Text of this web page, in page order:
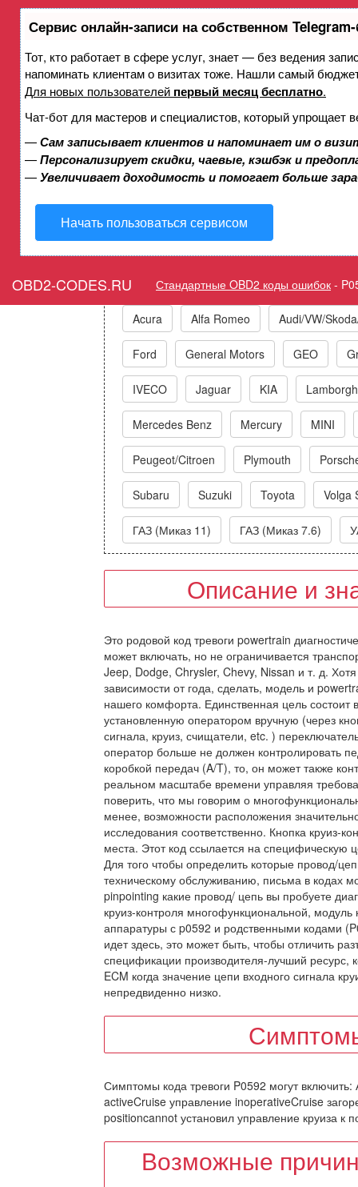
Сервис онлайн-записи на собственном
Тот, кто работает в сфере услуг, знает — без ведения
напоминать клиентам о визитах тоже. Нашли самый
Для новых пользователей первый месяц бесплатно.
Чат-бот для мастеров и специалистов, который упрощает
—Сам записывает клиентов и напоминает им о
—Персонализирует скидки, чаевые, кэшбэк и
—Увеличивает доходимость и помогает больше
Начать пользоваться сервисом
OBD2-CODES.RU Стандартные OBD2 коды ошибок -
Ошибка P0592
контроль),
сигнал B) -
Горит ошибка Check
Коды ошибок
Acura Alfa Romeo Audi/VW/
Ford General Motors GEO
IVECO Jaguar KIA
Mercedes Benz Mercury MINI
Peugeot/Citroen Plymouth
Subaru Suzuki Toyota Volga
ГАЗ (Миказ 11) ГАЗ (Миказ 7.6)
Описание и
Это родовой код тревоги powertrain
может включать, но не ограничивается
Jeep, Dodge, Chrysler, Chevy, Nissan и т. д.
зависимости от года, сделать, модель и
нашего комфорта. Единственная цель состоит
установленную оператором вручную (через
сигнала, круиз, счищатели, etc. )
оператор больше не должен контролировать
коробкой передач (A/T), то, он может также
реальном масштабе времени управляя
поверить, что мы говорим о
менее, возможности расположения
исследования соответственно. Кнопка круиз-
места. Этот код ссылается на специфическую
Для того чтобы определить которые провод/
техническому обслуживанию, письма в кодах
pinpointing какие провод/ цепь вы пробуете
круиз-контроля многофункциональной,
аппаратуры с p0592 и родственными кодами
идет здесь, это может быть, чтобы отличить
спецификации производителя-лучший ресурс,
ECM когда значение цепи входного сигнала
непредвиденно низко.
Симптомы кода тревоги P0592 могут
activeCruise управление inoperativeCruise
positioncannot установил управление круиза к
Возможные